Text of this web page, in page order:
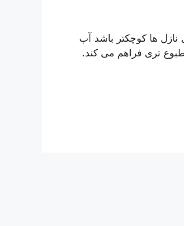
ها کوچکتر باشد آب
تری فراهم می کند.